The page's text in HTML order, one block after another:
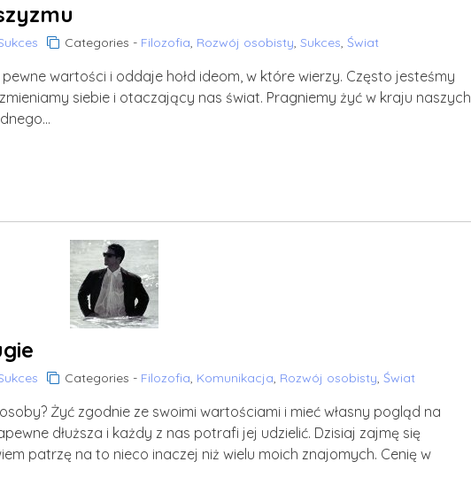
Categories - Filozofia, Rozwój osobisty, Sukces, Świat
wartości i oddaje hołd ideom, w które wierzy. Często jesteśmy
siebie i otaczający nas świat. Pragniemy żyć w kraju naszych
Categories - Filozofia, Komunikacja, Rozwój osobisty, Świat
Żyć zgodnie ze swoimi wartościami i mieć własny pogląd na
dłuższa i każdy z nas potrafi jej udzielić. Dzisiaj zajmę się
patrzę na to nieco inaczej niż wielu moich znajomych. Cenię w